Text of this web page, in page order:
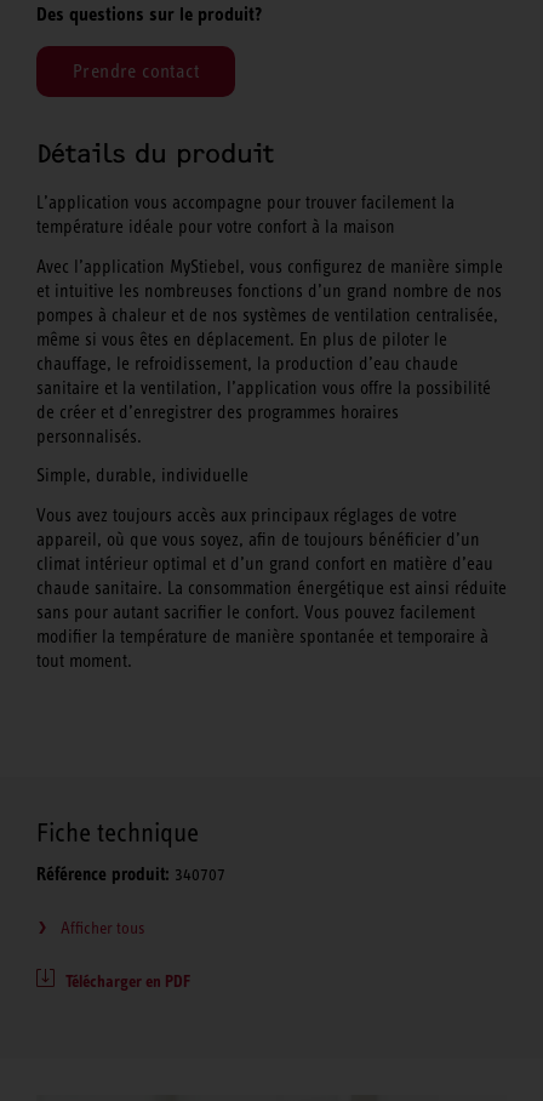
Des questions sur le produit?
Prendre contact
Détails du produit
L’application vous accompagne pour trouver facilement la
température idéale pour votre confort à la maison
Avec l’application MyStiebel, vous configurez de manière simple
et intuitive les nombreuses fonctions d’un grand nombre de nos
pompes à chaleur et de nos systèmes de ventilation centralisée,
même si vous êtes en déplacement. En plus de piloter le
chauffage, le refroidissement, la production d’eau chaude
sanitaire et la ventilation, l’application vous offre la possibilité
de créer et d’enregistrer des programmes horaires
personnalisés.
Simple, durable, individuelle
Vous avez toujours accès aux principaux réglages de votre
appareil, où que vous soyez, afin de toujours bénéficier d’un
climat intérieur optimal et d’un grand confort en matière d’eau
chaude sanitaire. La consommation énergétique est ainsi réduite
sans pour autant sacrifier le confort. Vous pouvez facilement
modifier la température de manière spontanée et temporaire à
tout moment.
Fiche technique
Référence produit: 340707
Afficher tous
Télécharger en PDF